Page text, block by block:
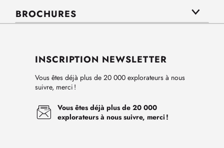
BROCHURES
INSCRIPTION NEWSLETTER
Vous êtes déjà plus de 20 000 explorateurs à nous
suivre, merci !
Vous êtes déjà plus de 20 000
explorateurs à nous suivre, merci !